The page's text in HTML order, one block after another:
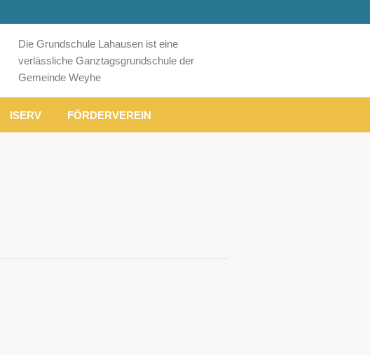
Die Grundschule Lahausen ist eine
verlässliche Ganztagsgrundschule der
Gemeinde Weyhe
ISERV FÖRDERVEREIN